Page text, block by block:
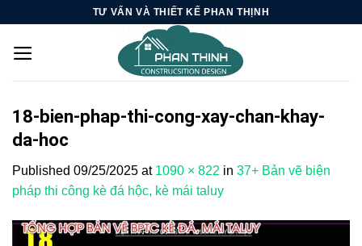
content
TƯ VẤN VÀ THIẾT KẾ PHAN THỊNH
18-bien-phap-thi-cong-xay-chan-khay-
da-hoc
Published 09/25/2025 at 1090 × 822 in 37+ Bản vẽ biện
pháp thi công kè đá hộc, kè mái taluy